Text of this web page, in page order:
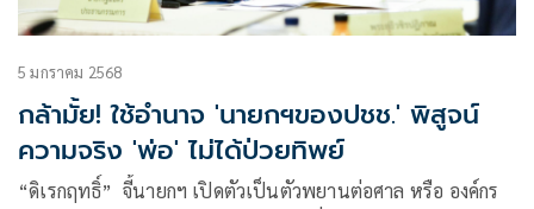
5 มกราคม 2568
กล้ามั้ย! ใช้อำนาจ 'นายกฯของปชช.' พิสูจน์
ความจริง 'พ่อ' ไม่ได้ป่วยทิพย์
“ดิเรกฤทธิ์” จี้นายกฯ เปิดตัวเป็นตัวพยานต่อศาล หรือ องค์กร